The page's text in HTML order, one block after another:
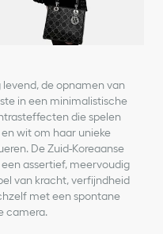
de opnamen van
in een minimalistische
die spelen
wit om haar unieke
De Zuid-Koreaanse
assertief, meervoudig
van kracht, verfijndheid
met een spontane
camera.